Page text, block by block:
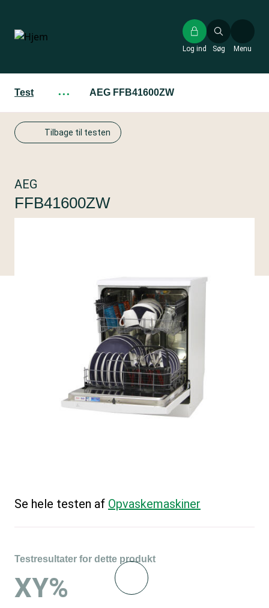
hovedindhold
Søg
Log ind Menu
Test ··· AEG FFB41600ZW
Tilbage til testen
AEG
FFB41600ZW
Se hele testen af Opvaskemaskiner
Testresultater for dette produkt
XY%